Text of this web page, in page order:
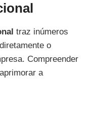
traz inúmeros
o
Compreender
a